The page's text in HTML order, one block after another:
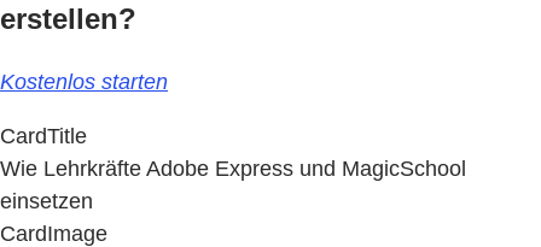
erstellen?
Kostenlos starten
CardTitle
Wie Lehrkräfte Adobe Express und MagicSchool
einsetzen
CardImage